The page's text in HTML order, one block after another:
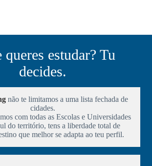
queres estudar? Tu
decides.
não te limitamos a uma lista fechada de
cidades.
com todas as Escolas e Universidades
do território, tens a liberdade total de
que melhor se adapta ao teu perfil.